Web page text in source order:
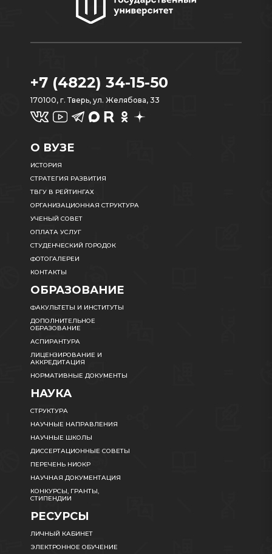
+7 (4822) 34-15-50
170100, г. Тверь, ул. Желябова, 33
О ВУЗЕ
ИСТОРИЯ
СТРАТЕГИЯ РАЗВИТИЯ
ТВГУ В РЕЙТИНГАХ
ОРГАНИЗАЦИОННАЯ СТРУКТУРА
УЧЕНЫЙ СОВЕТ
ОПЛАТА УСЛУГ
СТУДЕНЧЕСКИЙ ГОРОДОК
ФОТОГАЛЕРЕИ
КОНТАКТЫ
ОБРАЗОВАНИЕ
ФАКУЛЬТЕТЫ И ИНСТИТУТЫ
ДОПОЛНИТЕЛЬНОЕ
ОБРАЗОВАНИЕ
АСПИРАНТУРА
ЛИЦЕНЗИРОВАНИЕ И
АККРЕДИТАЦИЯ
НОРМАТИВНЫЕ ДОКУМЕНТЫ
НАУКА
СТРУКТУРА
НАУЧНЫЕ НАПРАВЛЕНИЯ
НАУЧНЫЕ ШКОЛЫ
ДИССЕРТАЦИОННЫЕ СОВЕТЫ
ПЕРЕЧЕНЬ НИОКР
НАУЧНАЯ ДОКУМЕНТАЦИЯ
КОНКУРСЫ, ГРАНТЫ,
СТИПЕНДИИ
РЕСУРСЫ
ЛИЧНЫЙ КАБИНЕТ
ЭЛЕКТРОННОЕ ОБУЧЕНИЕ